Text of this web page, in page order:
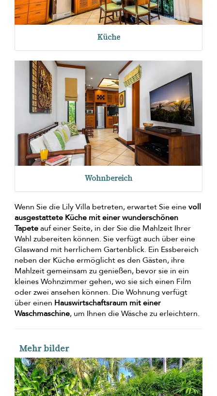
Küche
Wohnbereich
Wenn Sie die Lily Villa betreten, erwartet Sie einevoll
ausgestattete Küche mit einer wunderschönen
Tapeteauf einer Seite, in der Sie die Mahlzeit Ihrer
Wahl zubereiten können. Sie verfügt auch über eine
Glaswand mit herrlichem Gartenblick. Ein Essbereich
neben der Küche ermöglicht es den Gästen, ihre
Mahlzeit gemeinsam zu genießen, bevor sie in ein
kleines Wohnzimmer gehen, wo sie sich einen Film
oder zwei ansehen können. Die Wohnung verfügt
über einen Hauswirtschaftsraum mit einer
Waschmaschine, um Ihnen die Wäsche zu erleichtern.
Mehr bilder